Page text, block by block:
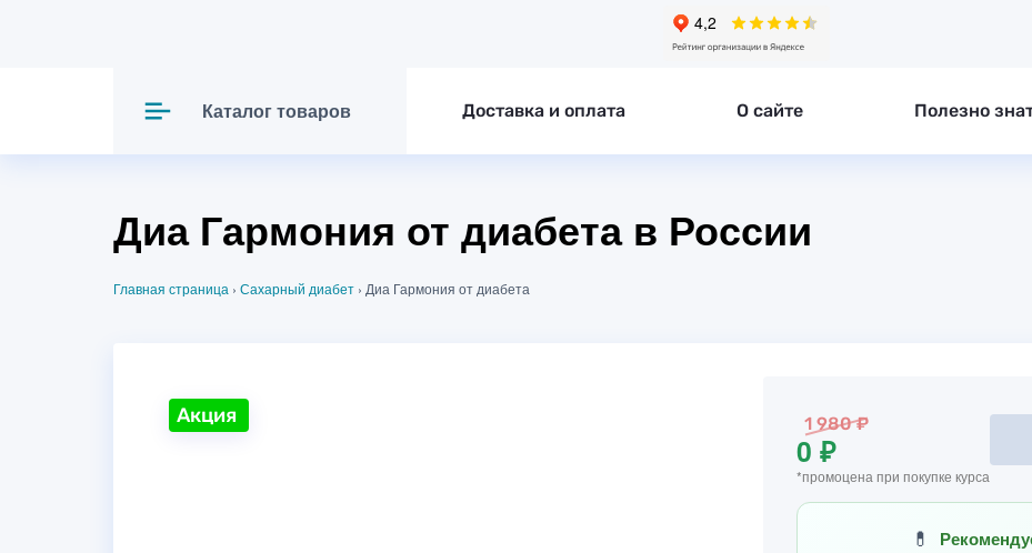
Каталог товаров Доставка и оплата О сайте Полезно
Диа Гармония от диабета в России
Главная страница › Сахарный диабет › Диа Гармония от диабета
Акция 1 980 ₽
0 ₽
*промоцена при покупке курса
💊